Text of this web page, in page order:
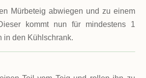
Mürbeteig abwiegen und zu einem
kommt nun für mindestens 1
in den Kühlschrank.